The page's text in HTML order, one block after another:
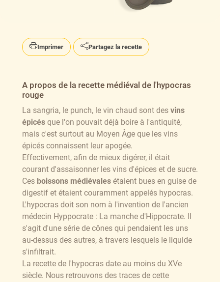
Imprimer Partagez la recette
A propos de la recette médiéval de l'hypocras
rouge
La sangria, le punch, le vin chaud sont des vins
épicésque l'on pouvait déjà boire à l'antiquité,
mais c'est surtout au Moyen Âge que les vins
épicés connaissent leur apogée.
Effectivement, afin de mieux digérer, il était
courant d'assaisonner les vins d'épices et de sucre.
Ces boissons médiévalesétaient bues en guise de
digestif et étaient couramment appelés hypocras.
L'hypocras doit son nom à l'invention de l'ancien
médecin Hyppocrate : La manche d'Hippocrate. Il
s'agit d'une série de cônes qui pendaient les uns
au-dessus des autres, à travers lesquels le liquide
s'infiltrait.
La recette de l'hypocras date au moins du XVe
siècle. Nous retrouvons des traces de cette